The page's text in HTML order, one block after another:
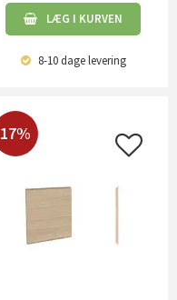
LÆG I KURVEN
8-10 dagelevering
17%